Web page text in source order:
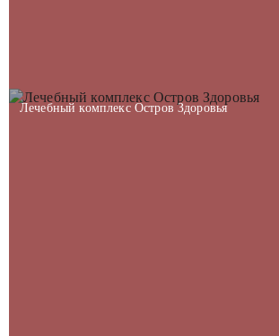
Лечебный комплекс Остров Здоровья